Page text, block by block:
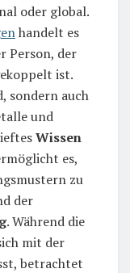
oder global.
handelt es
Person, der
ist.
sondern auch
und
Wissen
es,
zu
der
. Während die
mit der
betrachtet